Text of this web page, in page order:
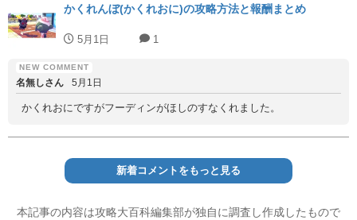
かくれんぼ(かくれおに)の攻略方法と報酬まとめ
5月1日 1
名無しさん 5月1日
かくれおにですがフーディンがほしのすなくれました。
新着コメントをもっと見る
本記事の内容は攻略大百科編集部が独自に調査し作成したもので